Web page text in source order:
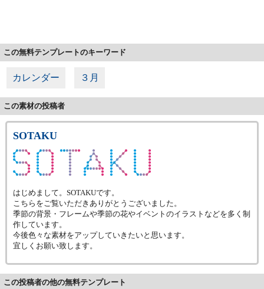
この無料テンプレートのキーワード
カレンダー ３月
この素材の投稿者
SOTAKU
はじめまして。SOTAKUです。
こちらをご覧いただきありがとうございました。
季節の背景・フレームや季節の花やイベントのイラストなどを多く制
作しています。
今後色々な素材をアップしていきたいと思います。
宜しくお願い致します。
この投稿者の他の無料テンプレート